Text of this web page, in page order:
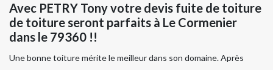
Avec PETRY Tony votre devis fuite de toiture
de toiture seront parfaits à Le Cormenier
dans le 79360 !!
Une bonne toiture mérite le meilleur dans son domaine. Après